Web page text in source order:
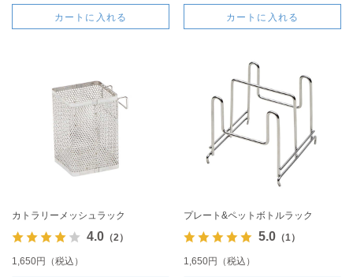
カートに入れる カートに入れる
カトラリーメッシュラック
4.0（2）
1,650円（税込）
プレート&ペットボトルラック
5.0（1）
1,650円（税込）